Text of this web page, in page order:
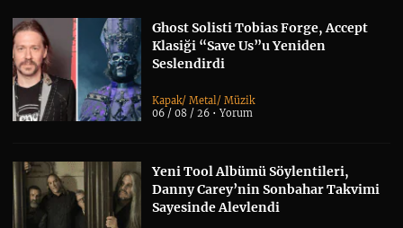
Ghost Solisti Tobias Forge, Accept
Klasiği “Save Us”u Yeniden
Seslendirdi
Kapak/Metal/Müzik
06 / 08 / 26 •Yorum
Yeni Tool Albümü Söylentileri,
Danny Carey’nin Sonbahar Takvimi
Sayesinde Alevlendi